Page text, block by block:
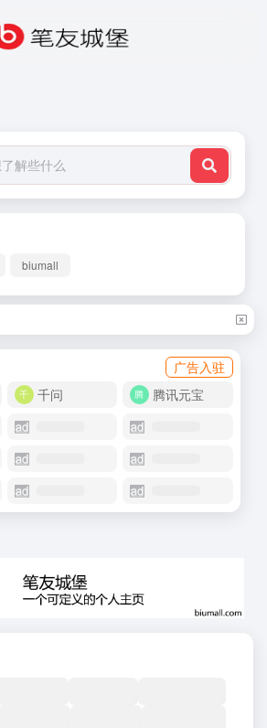
biumall
24)
广告入驻
千问 腾讯元宝